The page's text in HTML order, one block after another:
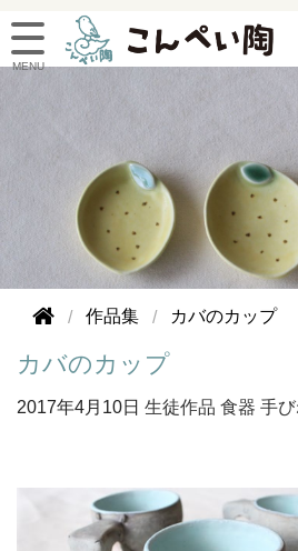
作品集 カバのカップ
カバのカップ
2017年4月10日 生徒作品 食器 手び